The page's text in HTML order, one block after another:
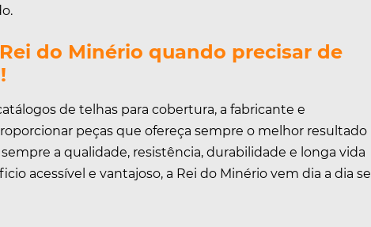
do Minério quando precisar de
de telhas para cobertura, a fabricante e
peças que ofereça sempre o melhor resultado
a qualidade, resistência, durabilidade e longa vida
acessível e vantajoso, a Rei do Minério vem dia a dia se